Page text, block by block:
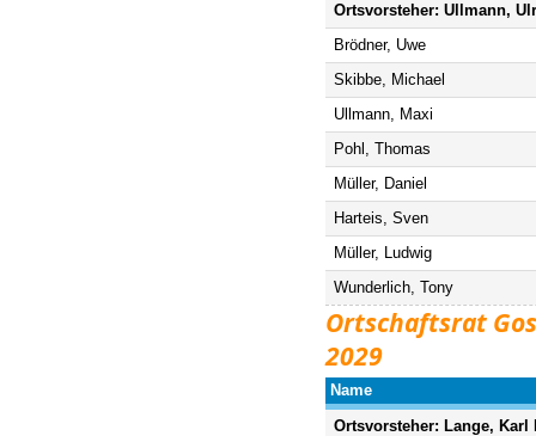
Ortsvorsteher: Ullmann,
Brödner, Uwe
Skibbe, Michael
Ullmann, Maxi
Pohl, Thomas
Müller, Daniel
Harteis, Sven
Müller, Ludwig
Wunderlich, Tony
Ortschaftsrat
2029
Name
Ortsvorsteher: Lange, Karl